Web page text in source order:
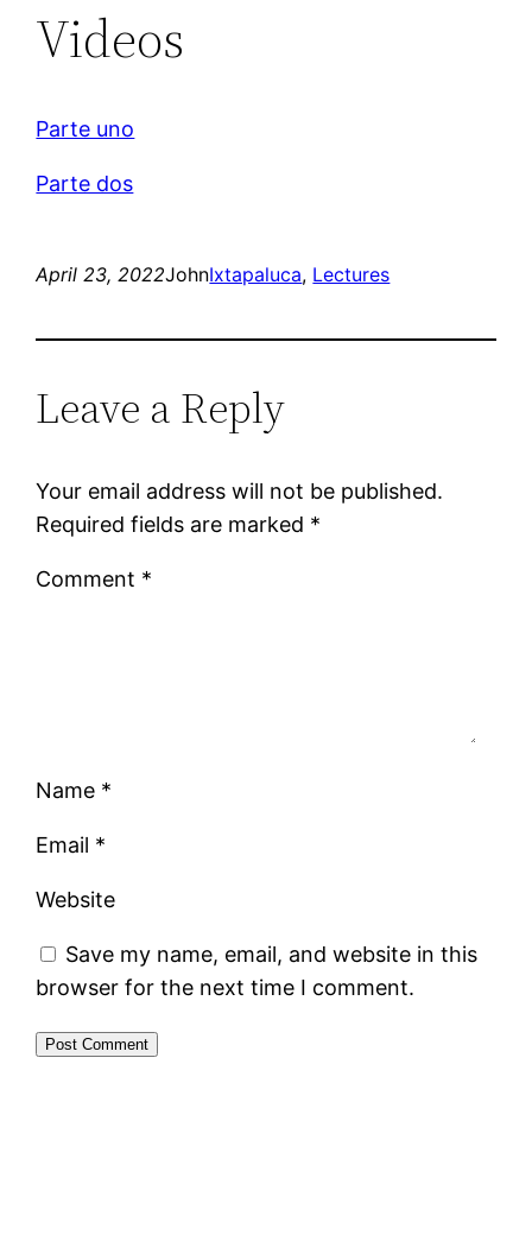
Videos
Parte uno
Parte dos
April 23, 2022JohnIxtapaluca, Lectures
Leave a Reply
Your email address will not be published.
Required fields are marked *
Comment *
Name *
Email *
Website
Save my name, email, and website in this
browser for the next time I comment.